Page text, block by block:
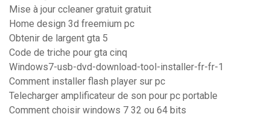
Mise à jour ccleaner gratuit gratuit
Home design 3d freemium pc
Obtenir de largent gta 5
Code de triche pour gta cinq
Windows7-usb-dvd-download-tool-installer-fr-fr-1
Comment installer flash player sur pc
Telecharger amplificateur de son pour pc portable
Comment choisir windows 7 32 ou 64 bits